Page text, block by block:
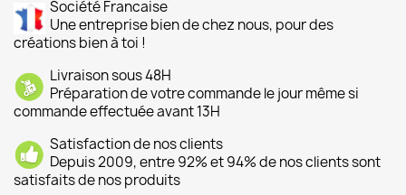
Société Francaise
Une entreprise bien de chez nous, pour des
créations bien à toi !
Livraison sous 48H
Préparation de votre commande le jour même si
commande effectuée avant 13H
Satisfaction de nos clients
Depuis 2009, entre 92% et 94% de nos clients sont
satisfaits de nos produits